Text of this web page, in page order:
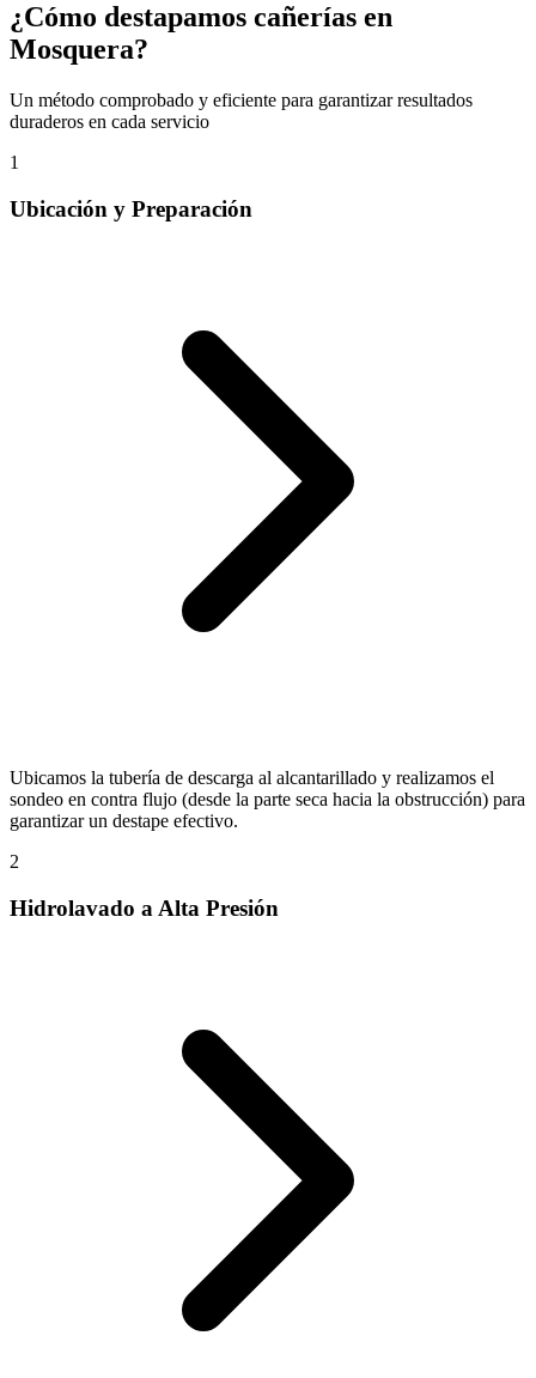
¿Cómo destapamos cañerías en
Mosquera?
Un método comprobado y eficiente para garantizar resultados
duraderos en cada servicio
1
Ubicación y Preparación
Ubicamos la tubería de descarga al alcantarillado y realizamos el
sondeo en contra flujo (desde la parte seca hacia la obstrucción) para
garantizar un destape efectivo.
2
Hidrolavado a Alta Presión